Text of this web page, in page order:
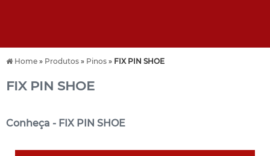
Home » Produtos » Pinos » FIX PIN SHOE
FIX PIN SHOE
Conheça - FIX PIN SHOE